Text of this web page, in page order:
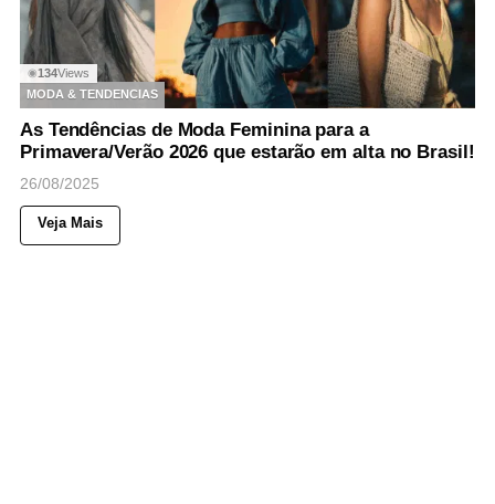
◉134Views
MODA & TENDENCIAS
As Tendências de Moda Feminina para a
Primavera/Verão 2026 que estarão em alta no Brasil!
26/08/2025
Veja Mais